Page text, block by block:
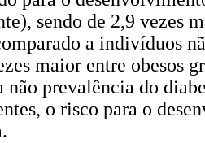
sendo de 2,9 vezes
a indivíduos
maior entre obesos
não prevalência do
o risco para o